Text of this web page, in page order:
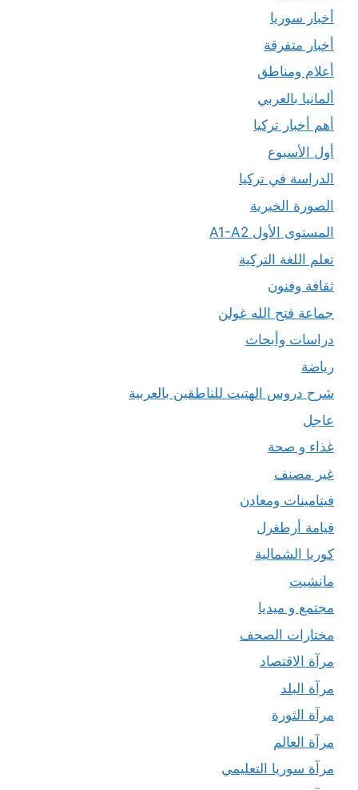
أخبار سوريا
أخبار متفرقة
أعلام ومناطق
ألمانيا بالعربي
أهم أخبار تركيا
أول الأسبوع
الدراسة في تركيا
الصورة الخبرية
المستوى الأول A1-A2
تعلم اللغة التركية
ثقافة وفنون
جماعة فتح الله غولن
دراسات وأبحاث
رياضة
شرح دروس الهتيت للناطقين بالعربية
عاجل
غذاء و صحة
غير مصنف
فيتامينات ومعادن
قيامة أرطغرل
كوريا الشمالية
مانشيت
مجتمع و ميديا
مختارات الصحف
مرآة الاقتصاد
مرآة البلد
مرآة الثورة
مرآة العالم
مرآة سوريا التعليمي